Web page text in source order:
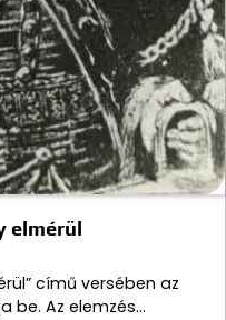
elmérül
című versében az
be. Az elemzés…